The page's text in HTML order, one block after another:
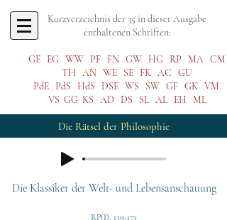
Kurzverzeichnis der 35 in dieser Ausgabe
enthaltenen Schriften:
GE EG WW PF FN GW HG RP MA CM
TH AN WE SE FK AC GU
PdE
PdS HdS DSE WS SW GF GK VM
VS GG KS AD DS SL AL EH ML
Die Rätsel der Philosophie
Die Klassiker der Welt- und Lebensanschauung
RP(I), 139-173